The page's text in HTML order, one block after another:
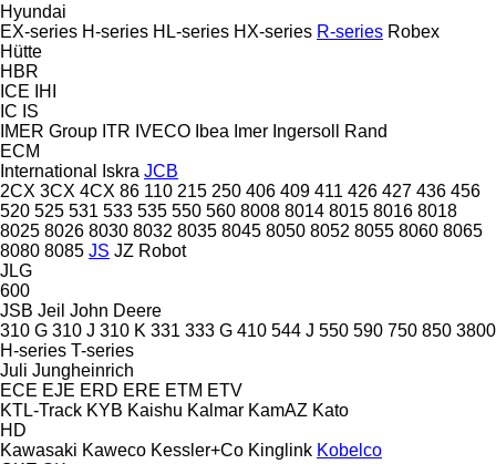
Hyundai
EX-series H-series HL-series HX-series R-series Robex
Hütte
HBR
ICE
IHI
IC IS
IMER Group ITR IVECO Ibea Imer Ingersoll Rand
ECM
International
Iskra JCB
2CX 3CX 4CX 86 110 215 250 406 409 411 426 427 436 456
520 525 531 533 535 550 560 8008 8014 8015 8016 8018
8025 8026 8030 8032 8035 8045 8050 8052 8055 8060 8065
8080 8085 JS JZ Robot
JLG
600
JSB Jeil John Deere
310 G 310 J 310 K 331 333 G 410 544 J 550 590 750 850 3800
H-series T-series
Juli Jungheinrich
ECE EJE ERD ERE ETM ETV
KTL-Track KYB Kaishu Kalmar KamAZ Kato
HD
Kawasaki Kaweco Kessler+Co Kinglink Kobelco